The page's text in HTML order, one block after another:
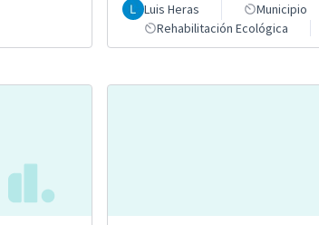
Luis Heras
Municipio
Rehabilitación Ecológica